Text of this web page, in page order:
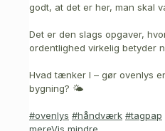
godt, at det er her, man skal
Det er den slags opgaver,
ordentlighed virkelig betyder
Hvad tænker I – gør ovenlys
bygning? 🌤️
#ovenlys #håndværk #tagpap